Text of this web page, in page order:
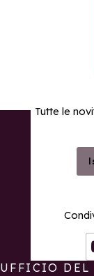
Tutte le
UFFICIO DEL